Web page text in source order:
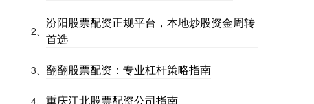
2、
汾阳股票配资正规平台，本地炒股资金周转
首选
3、 翻翻股票配资：专业杠杆策略指南
4、 重庆江北股票配资公司指南